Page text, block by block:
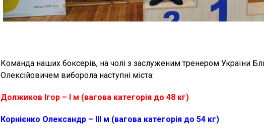
Команда наших боксерів, на чолі з заслуженим тренером України
Олексійовичем виборола наступні міста:
Должиков Ігор – І м (вагова категорія до 48 кг)
Корнієнко Олександр – ІІІ м (вагова категорія до 54 кг)